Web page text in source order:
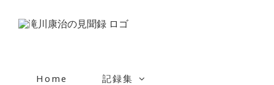
Home 記録集